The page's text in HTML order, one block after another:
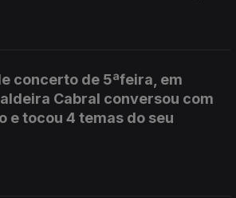
concerto de 5ªfeira, em
Cabral conversou com
e tocou 4 temas do seu